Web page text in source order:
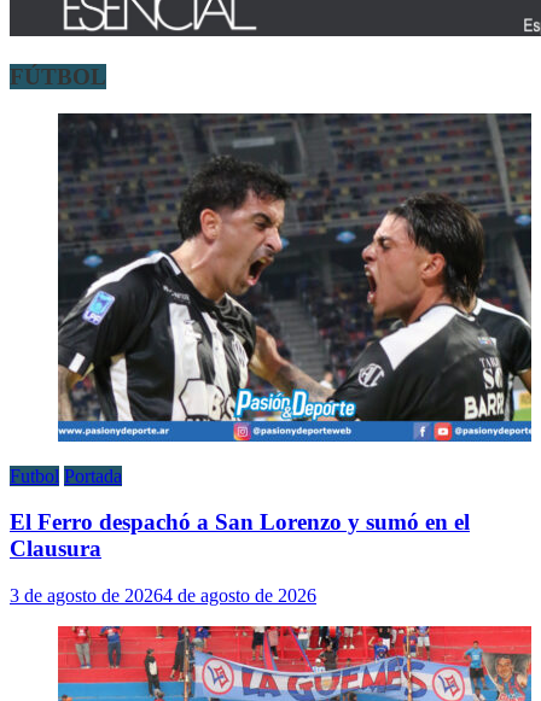
FÚTBOL
Futbol Portada
El Ferro despachó a San Lorenzo y sumó en el
Clausura
3 de agosto de 20264 de agosto de 2026